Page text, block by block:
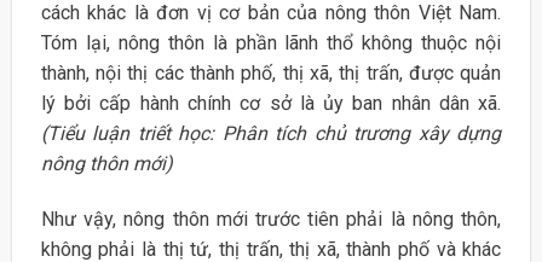
cách khác là đơn vị cơ bản của nông thôn Việt Nam.
Tóm lại, nông thôn là phần lãnh thổ không thuộc nội
thành, nội thị các thành phố, thị xã, thị trấn, được quản
lý bởi cấp hành chính cơ sở là ủy ban nhân dân xã.
(Tiểu luận triết học: Phân tích chủ trương xây dựng
nông thôn mới)
Như vậy, nông thôn mới trước tiên phải là nông thôn,
không phải là thị tứ, thị trấn, thị xã, thành phố và khác